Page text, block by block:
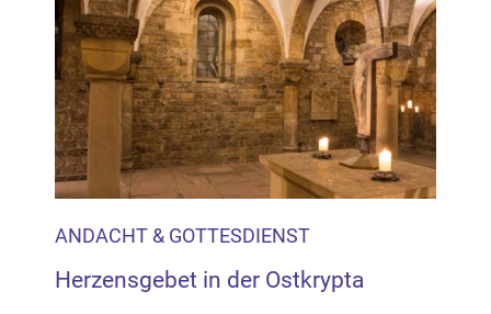
Mit dem Laden der Karte akzeptieren Sie, dass die
Anwendung Google Maps beim Aktivieren von
Inhalten Cookies auf Ihrem Gerät setzt, z.B. zwecks
Reichweitenmessung und profilbasierter Werbung.
Näheres s.
zur Datenschutzerklärung
Hier können Sie Ihre Cookie-
Einstellungen anpassen
ANDACHT & GOTTESDIENST
Herzensgebet in der Ostkrypta